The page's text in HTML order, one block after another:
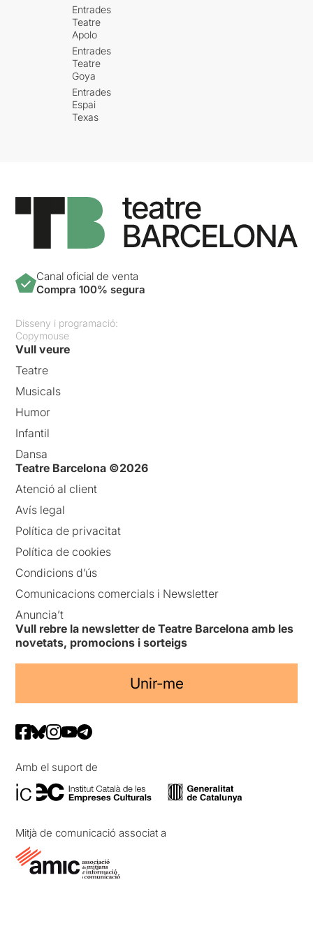
Entrades
Teatre
Apolo
Entrades
Teatre
Goya
Entrades
Espai
Texas
Canal oficial de venta
Compra 100% segura
Disseny i programació:
Copymouse
Vull veure
Teatre
Musicals
Humor
Infantil
Dansa
Teatre Barcelona ©2026
Atenció al client
Avís legal
Política de privacitat
Política de cookies
Condicions d’ús
Comunicacions comercials i Newsletter
Anuncia’t
Vull rebre la newsletter de Teatre Barcelona amb les
novetats, promocions i sorteigs
Unir-me
Amb el suport de
Mitjà de comunicació associat a